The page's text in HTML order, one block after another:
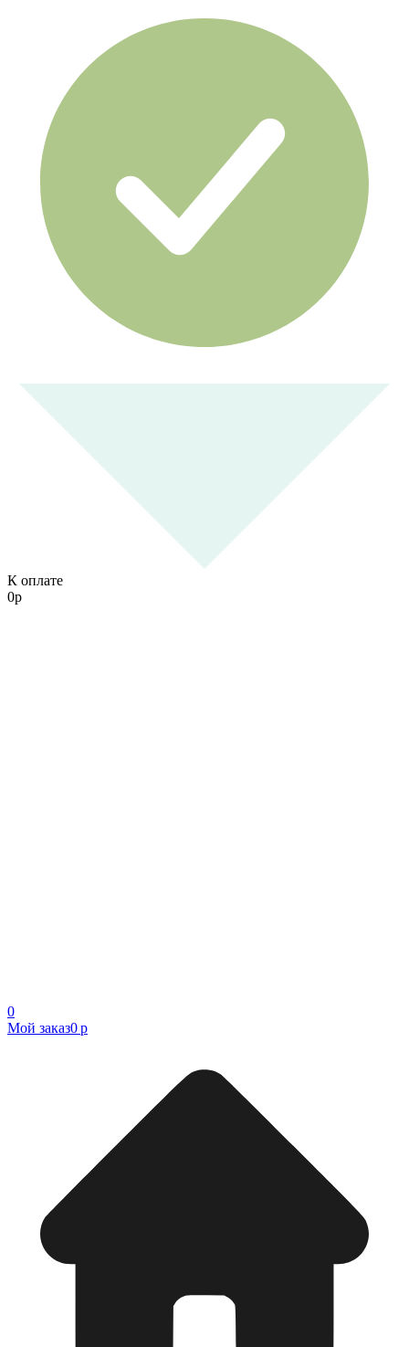
К оплате
0р
0
Мой заказ0 р